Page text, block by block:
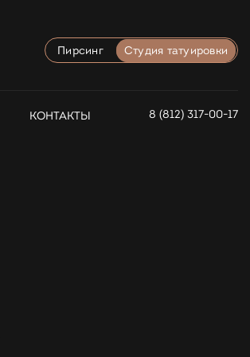
Пирсинг Студия татуировки
КОНТАКТЫ 8 (812) 317-00-17